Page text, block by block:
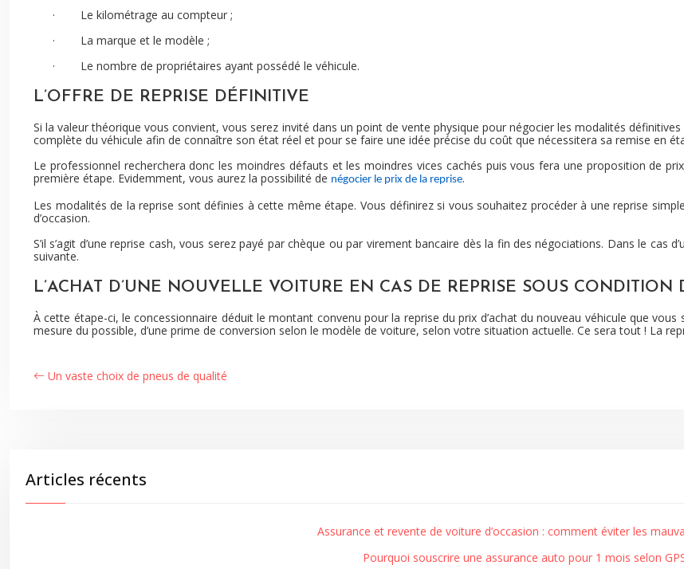
·
Le kilométrage au compteur ;
·
La marque et le modèle ;
·
Le nombre de propriétaires ayant possédé le véhicule.
L’OFFRE DE REPRISE DÉFINITIVE
Si la valeur théorique vous convient, vous serez invité dans un point de vente physique pour négocier les modalités
complète du véhicule afin de connaître son état réel et pour se faire une idée précise du coût que nécessitera sa remise en
Le professionnel recherchera donc les moindres défauts et les moindres vices cachés puis vous fera une proposition de
première étape. Evidemment, vous aurez la possibilité de négocier le prix de la reprise.
Les modalités de la reprise sont définies à cette même étape. Vous définirez si vous souhaitez procéder à une reprise
d’occasion.
S’il s’agit d’une reprise cash, vous serez payé par chèque ou par virement bancaire dès la fin des négociations. Dans le cas
suivante.
L’ACHAT D’UNE NOUVELLE VOITURE EN CAS DE REPRISE SOUS CONDITION
À cette étape-ci, le concessionnaire déduit le montant convenu pour la reprise du prix d’achat du nouveau véhicule que
mesure du possible, d’une prime de conversion selon le modèle de voiture, selon votre situation actuelle. Ce sera tout ! La
Un vaste choix de pneus de qualité
Articles récents
Assurance et revente de voiture d’occasion : comment éviter les
Pourquoi souscrire une assurance auto pour 1 mois selon